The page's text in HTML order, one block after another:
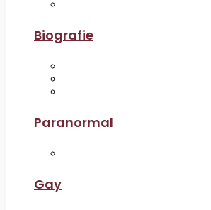
Biografie
Paranormal
Gay